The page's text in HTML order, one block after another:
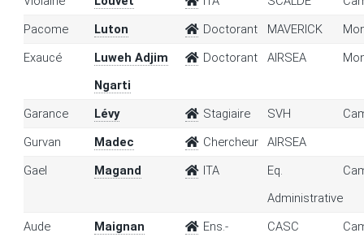
Pacome
Luton Doctorant MAVERICK
Exaucé
Luweh Adjim
Ngarti
Doctorant AIRSEA
Garance Lévy Stagiaire SVH
Gurvan
Madec Chercheur
AIRSEA
Gael
Magand ITA
Eq.
Administrative
Aude Maignan
Ens.-
CASC